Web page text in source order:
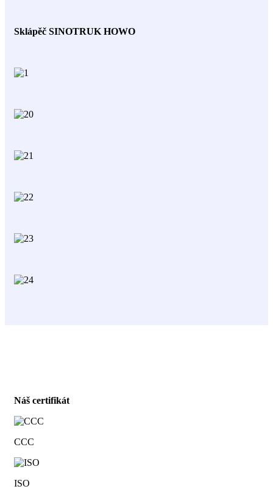
Sklápěč SINOTRUK HOWO
Náš certifikát
CCC
ISO